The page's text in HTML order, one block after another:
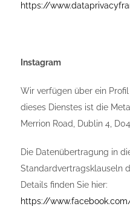
https://
Instagram
Wir verfügen über ein
dieses Dienstes ist die
Merrion Road, Dublin 4,
Die Datenübertragung in
Standardvertragsklauseln
Details finden Sie hier:
https://